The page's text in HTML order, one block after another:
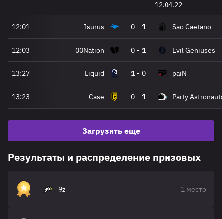
12.04.22
12:01 Isurus 0 - 1 Sao Caetano
12:03 00Nation 0 - 1 Evil Geniuses
13:27 Liquid 1 - 0 paiN
13:23 Case 0 - 1 Party
Загрузить еще
Результаты и распределение призовых
9z 1 место